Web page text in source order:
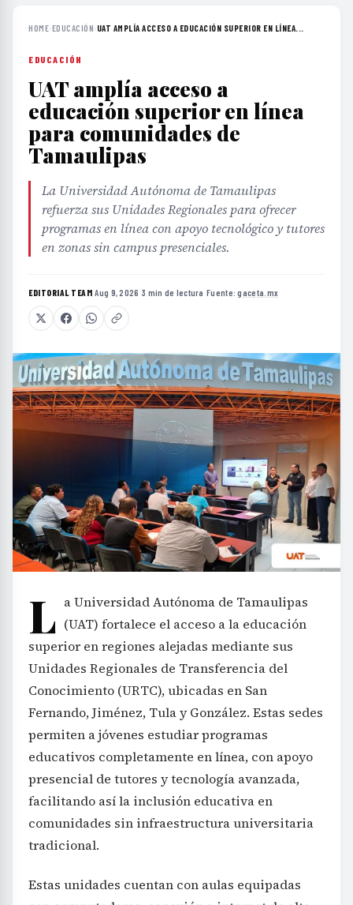
HOME›EDUCACIÓN› UAT AMPLÍA ACCESO A EDUCACIÓN SUPERIOR EN LÍNEA...
EDUCACIÓN
UAT amplía acceso a
educación superior en línea
para comunidades de
Tamaulipas
La Universidad Autónoma de Tamaulipas
refuerza sus Unidades Regionales para ofrecer
programas en línea con apoyo tecnológico y tutores
en zonas sin campus presenciales.
EDITORIAL TEAM·Aug 9, 2026 ·3 min de lectura ·Fuente:gaceta.mx
L a Universidad Autónoma de Tamaulipas
(UAT) fortalece el acceso a la educación
superior en regiones alejadas mediante sus
Unidades Regionales de Transferencia del
Conocimiento (URTC), ubicadas en San
Fernando, Jiménez, Tula y González. Estas sedes
permiten a jóvenes estudiar programas
educativos completamente en línea, con apoyo
presencial de tutores y tecnología avanzada,
facilitando así la inclusión educativa en
comunidades sin infraestructura universitaria
tradicional.
Estas unidades cuentan con aulas equipadas